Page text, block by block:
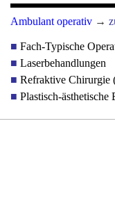
Ambulant operativ →
■ Fach-Typische
■ Laserbehandlungen
■ Refraktive Chirurgie
■ Plastisch-ästhetische